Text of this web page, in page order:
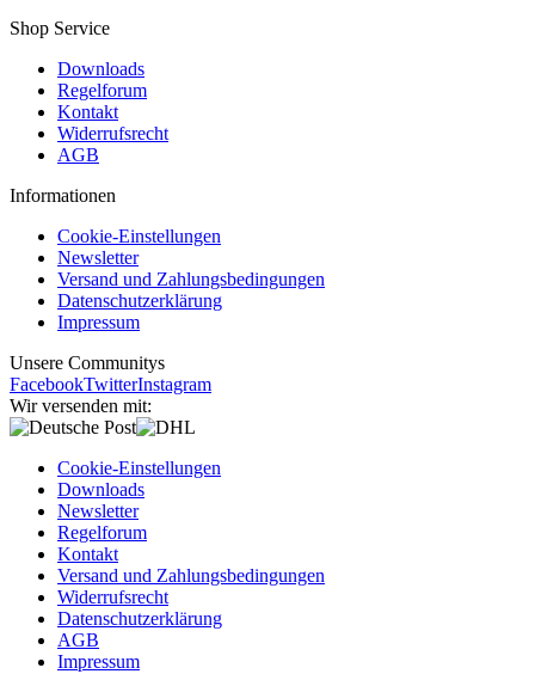
Shop Service
Downloads
Regelforum
Kontakt
Widerrufsrecht
AGB
Informationen
Cookie-Einstellungen
Newsletter
Versand und Zahlungsbedingungen
Datenschutzerklärung
Impressum
Unsere Communitys
FacebookTwitterInstagram
Wir versenden mit:
Cookie-Einstellungen
Downloads
Newsletter
Regelforum
Kontakt
Versand und Zahlungsbedingungen
Widerrufsrecht
Datenschutzerklärung
AGB
Impressum